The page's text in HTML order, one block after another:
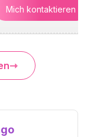
Mich kontaktieren